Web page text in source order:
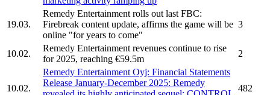
19.03.
Remedy Entertainment rolls out last FBC:
Firebreak content update, affirms the game will be
online "for years to come"
3
10.02.
Remedy Entertainment revenues continue to rise
for 2025, reaching €59.5m
2
10.02.
Remedy Entertainment Oyj: Financial Statements
Release January-December 2025: Remedy
482